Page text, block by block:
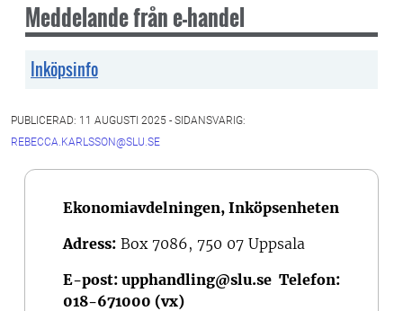
Meddelande från e-handel
Inköpsinfo
PUBLICERAD: 11 AUGUSTI 2025 - SIDANSVARIG:
REBECCA.KARLSSON@SLU.SE
Ekonomiavdelningen, Inköpsenheten
Adress: Box 7086, 750 07 Uppsala
E-post: upphandling@slu.se Telefon:
018-671000 (vx)